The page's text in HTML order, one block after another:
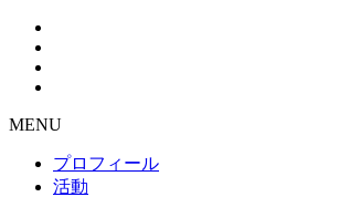
MENU
プロフィール
活動